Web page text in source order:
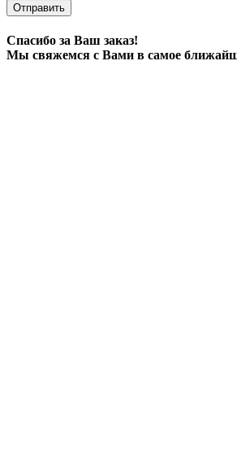
Отправить
Спасибо за Ваш заказ!
Мы свяжемся с Вами в самое